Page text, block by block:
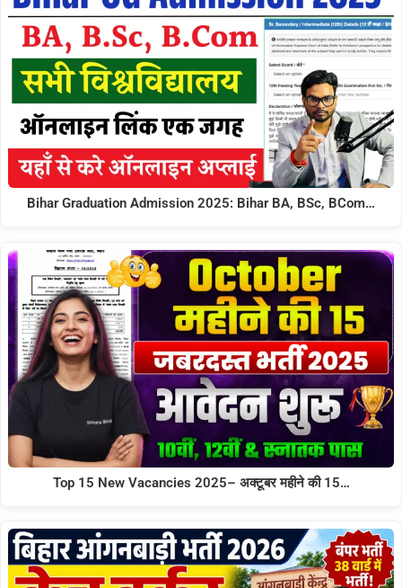
Bihar Graduation Admission 2025: Bihar BA, BSc, BCom…
Top 15 New Vacancies 2025– अक्टूबर महीने की 15…